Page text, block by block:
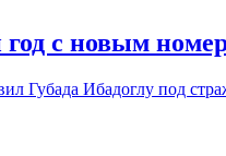
с новым